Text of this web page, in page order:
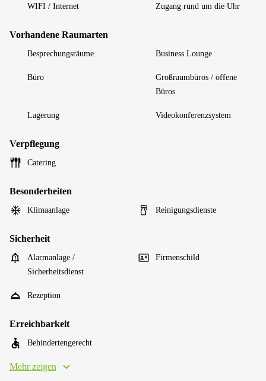
WIFI / Internet Zugang rund um die Uhr
Vorhandene Raumarten
Besprechungsräume Business Lounge
Büro
Großraumbüros / offene
Büros
Lagerung Videokonferenzsystem
Verpflegung
Catering
Besonderheiten
Klimaanlage Reinigungsdienste
Sicherheit
Alarmanlage /
Sicherheitsdienst
Firmenschild
Rezeption
Erreichbarkeit
Behindertengerecht
Mehr zeigen